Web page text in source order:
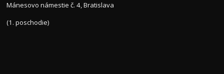
Mánesovo námestie č. 4, Bratislava
(1. poschodie)